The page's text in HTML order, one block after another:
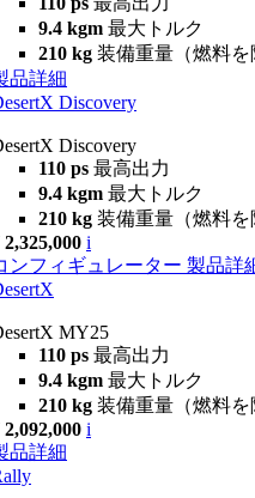
9.4 kgm 最大トルク
210 kg 装備重量（燃料を
品詳細
Discovery
Discovery
110 ps 最高出力
9.4 kgm 最大トルク
210 kg 装備重量（燃料を
2,325,000 i
ンフィギュレーター 製品詳
MY25
110 ps 最高出力
9.4 kgm 最大トルク
210 kg 装備重量（燃料を
2,092,000 i
品詳細